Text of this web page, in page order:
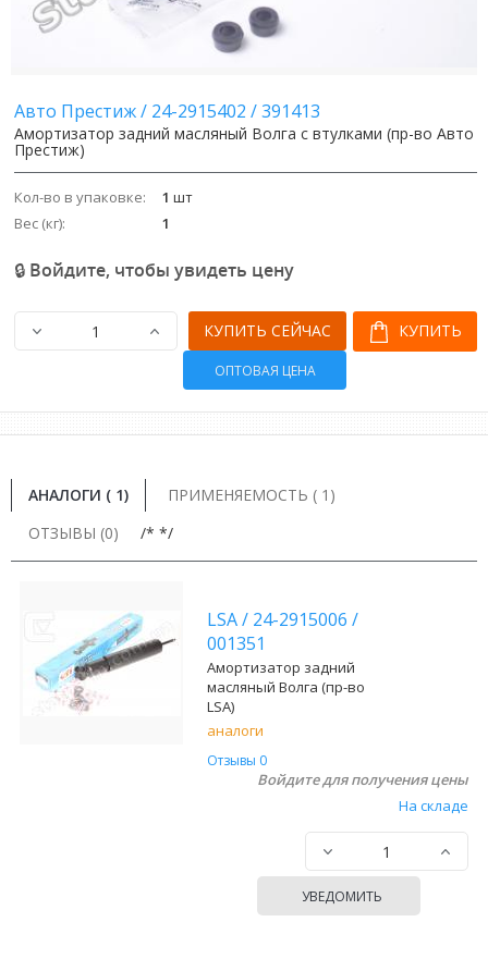
Авто Престиж/ 24-2915402 /391413
Амортизатор задний масляный Волга с втулками (пр-во Авто
Престиж)
Кол-во в упаковке: 1 шт
Вес (кг):
1
🔒 Войдите, чтобы увидеть цену
КУПИТЬ
КУПИТЬ СЕЙЧАС
ОПТОВАЯ ЦЕНА
АНАЛОГИ ( 1)
ПРИМЕНЯЕМОСТЬ ( 1)
ОТЗЫВЫ (0)
/* */
LSA/ 24-2915006 /
001351
Амортизатор задний
масляный Волга (пр-во
LSA)
аналоги
Отзывы 0
Войдите для получения цены
На складе
УВЕДОМИТЬ